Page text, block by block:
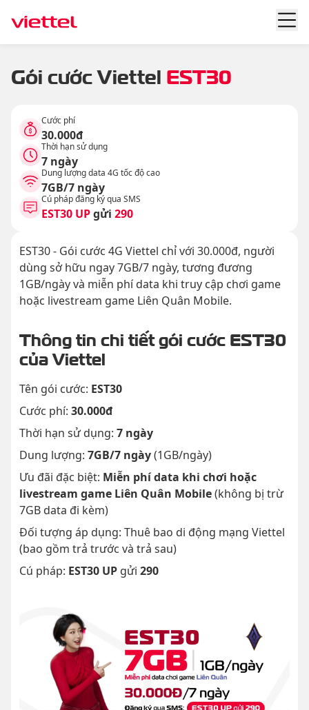
Gói cước Viettel EST30
Cước phí
30.000đ
Thời hạn sử dụng
7 ngày
Dung lượng data 4G tốc độ cao
7GB/7 ngày
Cú pháp đăng ký qua SMS
EST30 UPgửi 290
EST30 - Gói cước 4G Viettel chỉ với 30.000đ, người
dùng sở hữu ngay 7GB/7 ngày, tương đương
1GB/ngày và miễn phí data khi truy cập chơi game
hoặc livestream game Liên Quân Mobile.
Thông tin chi tiết gói cước EST30
của Viettel
Tên gói cước: EST30
Cước phí: 30.000đ
Thời hạn sử dụng: 7 ngày
Dung lượng: 7GB/7 ngày(1GB/ngày)
Ưu đãi đặc biệt: Miễn phí data khi chơi hoặc
livestream game Liên Quân Mobile(không bị trừ
7GB data đi kèm)
Đối tượng áp dụng: Thuê bao di động mạng Viettel
(bao gồm trả trước và trả sau)
Cú pháp: EST30 UP gửi 290